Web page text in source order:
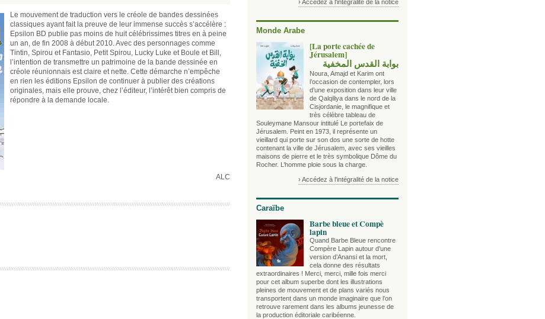
Le mouvement de traduction vers le créole de bandes dessinées
classiques ayant fait la preuve de leur immense succès s’accélère :
Epsilon BD publie pas moins de huit célébrissimes titres en à peine
un an, de fin 2008 à début 2010. Avec des personnages comme
Tintin, Spirou et Fantasio, Petit Spirou, Lucky Luke et Boule et Bill,
l’intention de transmettre un patrimoine de la bande dessinée en
créole réunionnais est claire et nette. Cette démarche n’empêche
en rien les éditions Epsilon de continuer à publier des créations
originales, mais elle prouve, chez l’éditeur, l’intérêt bien compris de
répondre à la demande locale.
ALC
› Accédez à l'intégralité de la notice
Monde Arabe
[La porte cachée de
Jérusalem]
بوابة القدس المخفية
Noura, Amajd et Karim ont
l’occasion de contempler, lors
d’une exposition dans leur ville
de Qalqiliya dans le nord de la
Cisjordanie, le magnifique et
très célèbre tableau de
Souleymane Mansour intitulé Le portefaix de
Jérusalem. Peint en 1973, il représente un
vieillard qui porte sur son dos une sorte de hotte
contenant la ville de Jérusalem, avec ses vieilles
maisons de pierre et le très symbolique Dôme du
Rocher. L’homme ploie sous la charge.
› Accédez à l'intégralité de la notice
Caraïbe
Barbe bleue et Compè
lapin
Quand Barbe Bleue rencontre
Compère Lapin autour d’une
version d’Anansi et la mort,
cela donne des résultats
extraordinaires ! Merci, merci, mille fois merci
pour cet album superbe dont les illustrations
pleines de mouvement et de plans variés nous
transportent dans un monde imaginaire que l’on
retrouve rarement dans les albums jeunesse de
la production éditoriale caribéenne.